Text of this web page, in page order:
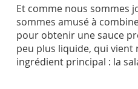
Et comme nous sommes
sommes amusé à
pour obtenir une sauce
peu plus liquide, qui
ingrédient principal : la